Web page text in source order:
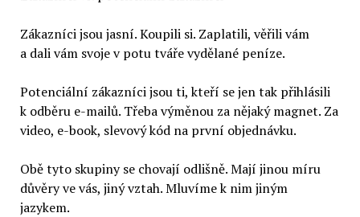
Zákazníci jsou jasní. Koupili si. Zaplatili, věřili vám
a dali vám svoje v potu tváře vydělané peníze.
Potenciální zákazníci jsou ti, kteří se jen tak přihlásili
k odběru e-mailů. Třeba výměnou za nějaký magnet. Za
video, e-book, slevový kód na první objednávku.
Obě tyto skupiny se chovají odlišně. Mají jinou míru
důvěry ve vás, jiný vztah. Mluvíme k nim jiným
jazykem.